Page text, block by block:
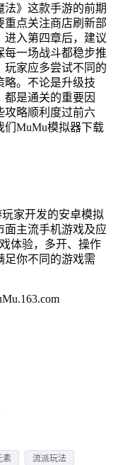
法》这款手游的前期
重点关注商店刷新部
进入第四章后，建议
每一场战斗都稳步推
玩家应多尝试不同的
略。不论是升级技
是通关的重要因
攻略顺利度过前六
们MuMu模拟器下载
家开发的安卓模拟
面主流手机游戏及应
体验，多开、操作
足你不同的游戏需
素
流派玩法